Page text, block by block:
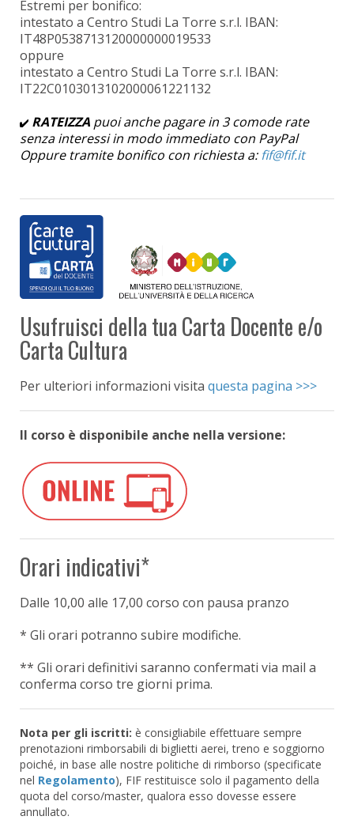
Estremi per bonifico:
intestato a Centro Studi La Torre s.r.l. IBAN:
IT48P0538713120000000019533
oppure
intestato a Centro Studi La Torre s.r.l. IBAN:
IT22C0103013102000061221132
RATEIZZA puoi anche pagare in 3 comode rate
senza interessi in modo immediato con PayPal
Oppure tramite bonifico con richiesta a:
Usufruisci della tua Carta Docente e/o
Carta Cultura
Per ulteriori informazioni visita questa pagina >>>
Il corso è disponibile anche nella versione:
Orari indicativi*
Dalle 10,00 alle 17,00 corso con pausa pranzo
* Gli orari potranno subire modifiche.
** Gli orari definitivi saranno confermati via mail a
conferma corso tre giorni prima.
Nota per gli iscritti: è consigliabile effettuare sempre
prenotazioni rimborsabili di biglietti aerei, treno e soggiorno
poiché, in base alle nostre politiche di rimborso (specificate
nel Regolamento), FIF restituisce solo il pagamento della
quota del corso/master, qualora esso dovesse essere
annullato.